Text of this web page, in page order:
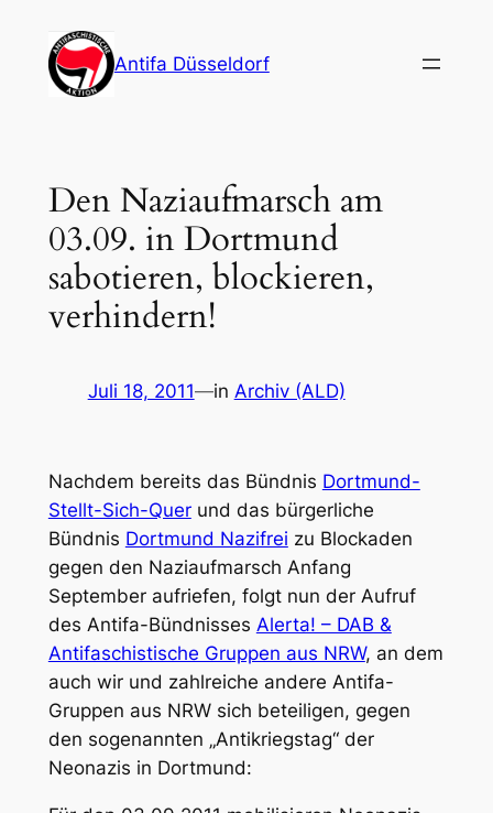
Inhalt
springen
Antifa Düsseldorf
Den Naziaufmarsch am
03.09. in Dortmund
sabotieren, blockieren,
verhindern!
Juli 18, 2011—in Archiv (ALD)
Nachdem bereits das Bündnis Dortmund-
Stellt-Sich-Querund das bürgerliche
Bündnis Dortmund Nazifrei zu Blockaden
gegen den Naziaufmarsch Anfang
September aufriefen, folgt nun der Aufruf
des Antifa-Bündnisses Alerta! – DAB &
Antifaschistische Gruppen aus NRW, an dem
auch wir und zahlreiche andere Antifa-
Gruppen aus NRW sich beteiligen, gegen
den sogenannten „Antikriegstag“ der
Neonazis in Dortmund: